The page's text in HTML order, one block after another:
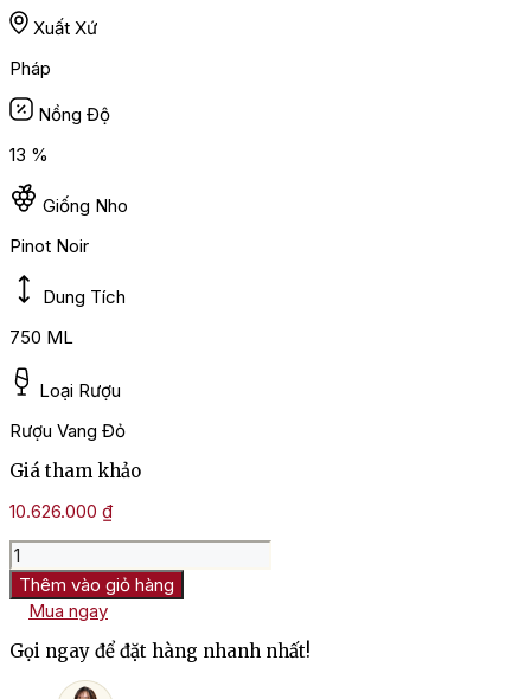
Xuất Xứ
Pháp
Nồng Độ
13 %
Giống Nho
Pinot Noir
Dung Tích
750 ML
Loại Rượu
Rượu Vang Đỏ
Giá tham khảo
10.626.000 ₫
Rượu
Vang
Méo-
Camuzet
Chambolle
Musigny
Premier
Thêm vào giỏ hàng
Mua ngay
Gọi ngay để đặt hàng nhanh nhất!